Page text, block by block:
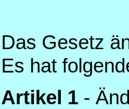
Das Gesetz
Es hat
Artikel 1 -